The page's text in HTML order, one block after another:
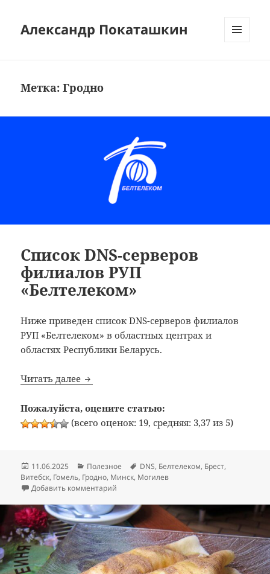
Александр Покаташкин
Метка:Гродно
Список DNS-серверов
филиалов РУП
«Белтелеком»
Ниже приведен список DNS-серверов филиалов
РУП «Белтелеком» в областных центрах и
областях Республики Беларусь.
Читать далее Список DNS-серверов филиалов РУП
Пожалуйста, оцените статью:
(всего оценок: 19, средняя: 3,37 из 5)
Опубликовано
11.06.2025 Рубрики
Полезное Метки
DNS, Белтелеком, Брест,
Витебск, Гомель, Гродно, Минск, Могилев
Добавить комментарий